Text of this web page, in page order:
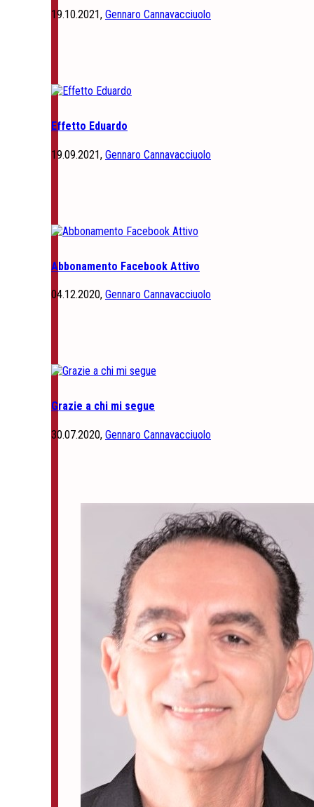
19.10.2021, Gennaro Cannavacciuolo
Effetto Eduardo
19.09.2021, Gennaro Cannavacciuolo
Abbonamento Facebook Attivo
04.12.2020, Gennaro Cannavacciuolo
Grazie a chi mi segue
30.07.2020, Gennaro Cannavacciuolo